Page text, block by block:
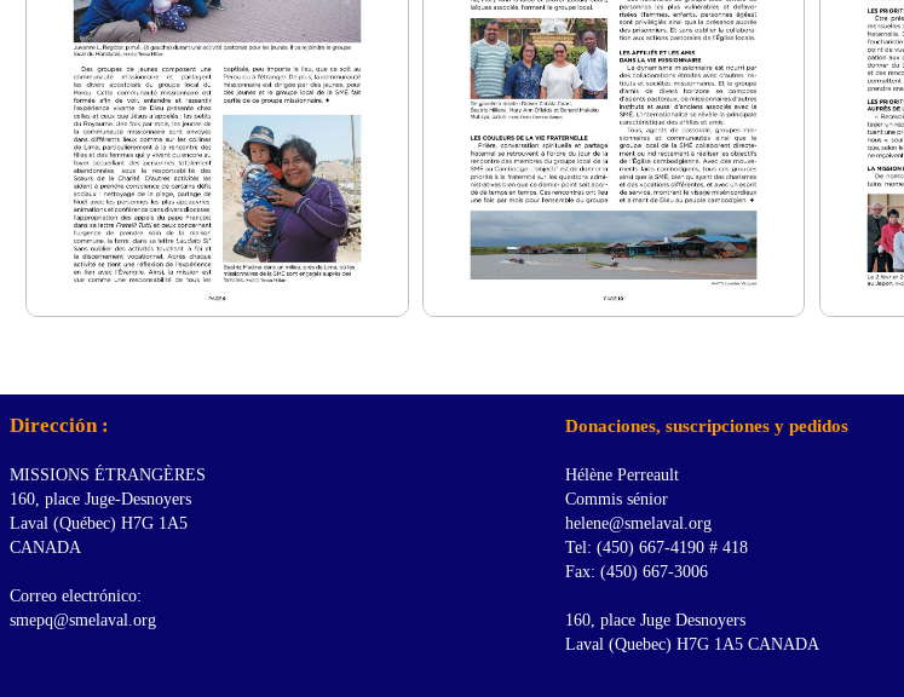
Dirección :
MISSIONS ÉTRANGÈRES
160, place Juge-Desnoyers
Laval (Québec) H7G 1A5
CANADA
Correo electrónico:
smepq@smelaval.org
Donaciones, suscripciones y pedidos
Hélène Perreault
Commis sénior
helene@smelaval.org
Tel: (450) 667-4190 # 418
Fax: (450) 667-3006
160, place Juge Desnoyers
Laval (Quebec) H7G 1A5 CANADA